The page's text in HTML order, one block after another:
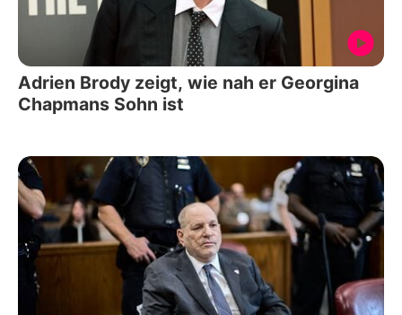
Adrien Brody zeigt, wie nah er Georgina
Chapmans Sohn ist